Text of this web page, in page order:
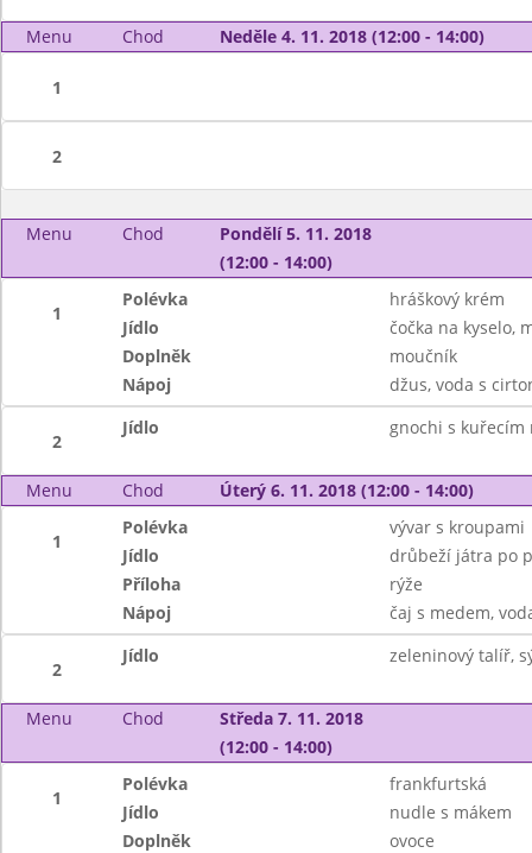
Menu Chod Neděle 4. 11. 2018 (12:00 - 14:00)
1
2
Menu Chod
Pondělí 5. 11. 2018
(12:00 - 14:00)
1
Polévka
hráškový krém
Jídlo
čočka na kyselo,
Doplněk
moučník
Nápoj
džus, voda s
2
Jídlo gnochi s kuřecím
Menu Chod Úterý 6. 11. 2018 (12:00 - 14:00)
1
Polévka
vývar s kroupami
Jídlo
drůbeží játra po
Příloha
rýže
Nápoj
čaj s medem,
2
Jídlo zeleninový talíř,
Menu Chod
Středa 7. 11. 2018
(12:00 - 14:00)
1
Polévka
frankfurtská
Jídlo
nudle s mákem
Doplněk
ovoce